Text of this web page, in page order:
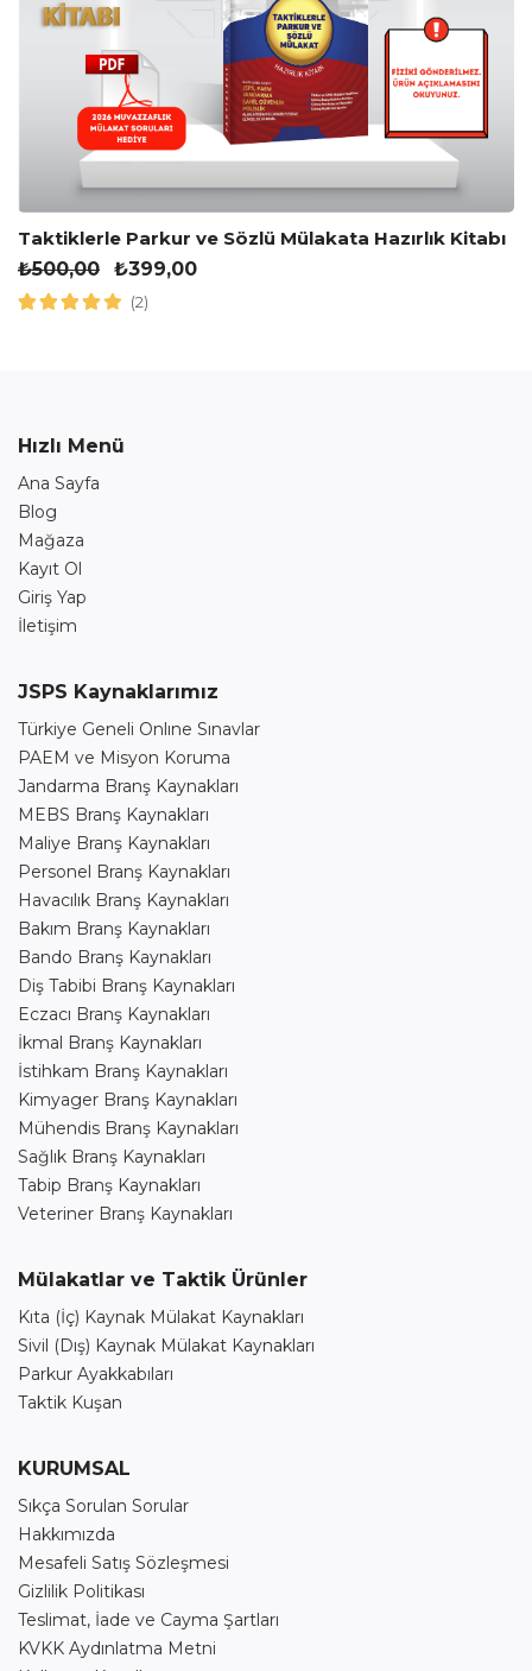
Taktiklerle Parkur ve Sözlü Mülakata Hazırlık Kitabı
₺500,00 ₺399,00
(2)
Hızlı Menü
Ana Sayfa
Blog
Mağaza
Kayıt Ol
Giriş Yap
İletişim
JSPS Kaynaklarımız
Türkiye Geneli Onlıne Sınavlar
PAEM ve Misyon Koruma
Jandarma Branş Kaynakları
MEBS Branş Kaynakları
Maliye Branş Kaynakları
Personel Branş Kaynakları
Havacılık Branş Kaynakları
Bakım Branş Kaynakları
Bando Branş Kaynakları
Diş Tabibi Branş Kaynakları
Eczacı Branş Kaynakları
İkmal Branş Kaynakları
İstihkam Branş Kaynakları
Kimyager Branş Kaynakları
Mühendis Branş Kaynakları
Sağlık Branş Kaynakları
Tabip Branş Kaynakları
Veteriner Branş Kaynakları
Mülakatlar ve Taktik Ürünler
Kıta (İç) Kaynak Mülakat Kaynakları
Sivil (Dış) Kaynak Mülakat Kaynakları
Parkur Ayakkabıları
Taktik Kuşan
KURUMSAL
Sıkça Sorulan Sorular
Hakkımızda
Mesafeli Satış Sözleşmesi
Gizlilik Politikası
Teslimat, İade ve Cayma Şartları
KVKK Aydınlatma Metni